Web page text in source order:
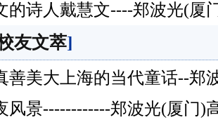
的诗人戴慧文----郑波光(厦
友文萃]
善美大上海的当代童话--郑
风景------------郑波光(厦门)